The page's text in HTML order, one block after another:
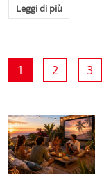
Leggi di più
1 2 3